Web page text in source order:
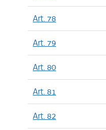
Art. 78
Art. 79
Art. 80
Art. 81
Art. 82